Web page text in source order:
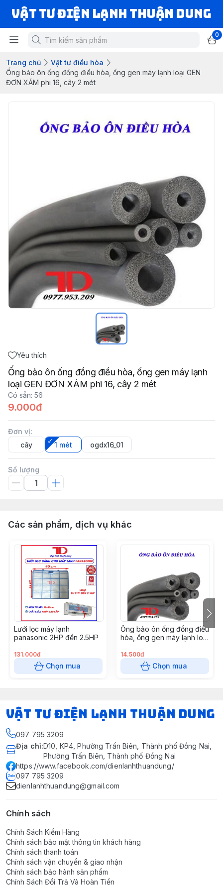
VẬT TƯ ĐIỆN LẠNH THUẬN DUNG
0
Trang chủ
Vật tư điều hòa
Ống bảo ôn ống đồng điều hòa, ống gen máy lạnh loại GEN
ĐƠN XÁM phi 16, cây 2 mét
Yêu thích
Ống bảo ôn ống đồng điều hòa, ống gen máy lạnh
loại GEN ĐƠN XÁM phi 16, cây 2 mét
Có sẵn: 56
9.000đ
Đơn vị:
cây
1 mét ogdx16_01
Số lượng
Các sản phẩm, dịch vụ khác
Lưới lọc máy lạnh
panasonic 2HP đến 2.5HP
131.000đ
Chọn mua
Ống bảo ôn ống đồng điều
hòa, ống gen máy lạnh loại
2 mét
14.500đ
Chọn mua
VẬT TƯ ĐIỆN LẠNH THUẬN DUNG
097 795 3209
Địa chỉ:D10, KP4, Phường Trấn Biên, Thành phố Đồng Nai,
Phường Trấn Biên, Thành phố Đồng Nai
https://www.facebook.com/dienlanhthuandung/
097 795 3209
dienlanhthuandung@gmail.com
Chính sách
Chính Sách Kiểm Hàng
Chính sách bảo mật thông tin khách hàng
Chính sách thanh toán
Chính sách vận chuyển & giao nhận
Chính sách bảo hành sản phẩm
Chính Sách Đổi Trả Và Hoàn Tiền